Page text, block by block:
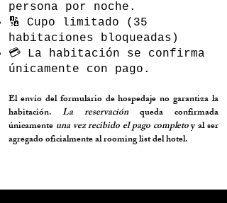
persona por noche.
🔢 Cupo limitado (35
habitaciones bloqueadas)
💳 La habitación se confirma
únicamente con pago.
El envío del formulario de hospedaje no garantiza la
habitación. La reservaciónqueda confirmada
únicamente una vez recibido el pago completoy al ser
agregado oficialmente al rooming list del hotel.